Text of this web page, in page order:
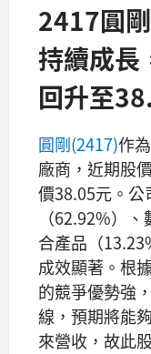
2417圓
持續成
回升至
圓剛(2417)作
廠商，近期股
價38.05元。
（62.92%）
合產品（
成效顯著。根
的競爭優勢強
線，預期將能
來營收，故此